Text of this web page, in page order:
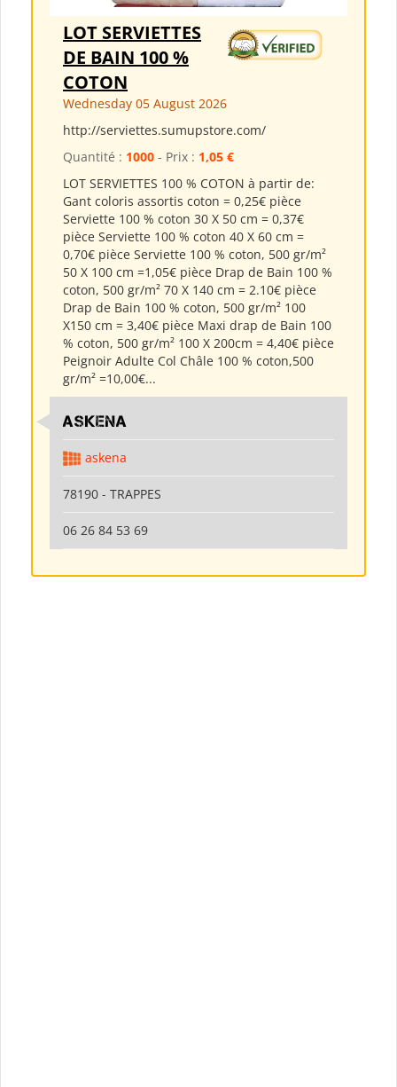
LOT SERVIETTES
DE BAIN 100 %
COTON
Wednesday 05 August 2026
http://serviettes.sumupstore.com/
Quantité : 1000 - Prix : 1,05 €
LOT SERVIETTES 100 % COTON à partir de:
Gant coloris assortis coton = 0,25€ pièce
Serviette 100 % coton 30 X 50 cm = 0,37€
pièce Serviette 100 % coton 40 X 60 cm =
0,70€ pièce Serviette 100 % coton, 500 gr/m²
50 X 100 cm =1,05€ pièce Drap de Bain 100 %
coton, 500 gr/m² 70 X 140 cm = 2.10€ pièce
Drap de Bain 100 % coton, 500 gr/m² 100
X150 cm = 3,40€ pièce Maxi drap de Bain 100
% coton, 500 gr/m² 100 X 200cm = 4,40€ pièce
Peignoir Adulte Col Châle 100 % coton,500
gr/m² =10,00€...
ASKENA
askena
78190 - TRAPPES
06 26 84 53 69